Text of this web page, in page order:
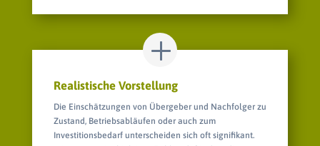
Realistische Vorstellung
Die Einschätzungen von Übergeber und Nachfolger zu
Zustand, Betriebsabläufen oder auch zum
Investitionsbedarf unterscheiden sich oft signifikant.